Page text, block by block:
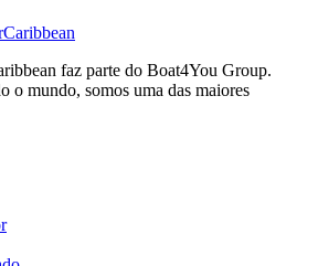
Caribbean
faz parte do Boat4You Group.
o mundo, somos uma das maiores